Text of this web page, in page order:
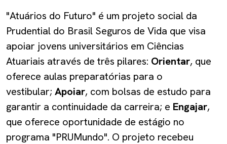
"Atuários do Futuro" é um projeto social da
Prudential do Brasil Seguros de Vida que visa
apoiar jovens universitários em Ciências
Atuariais através de três pilares: Orientar, que
oferece aulas preparatórias para o
vestibular; Apoiar, com bolsas de estudo para
garantir a continuidade da carreira; e Engajar,
que oferece oportunidade de estágio no
programa "PRUMundo". O projeto recebeu